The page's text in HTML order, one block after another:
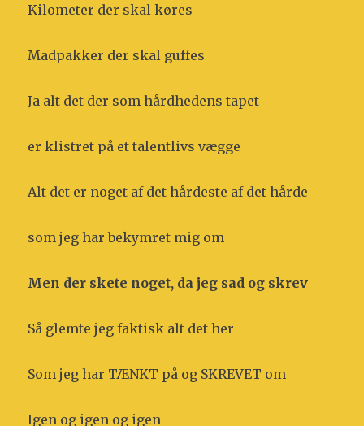
Kilometer der skal køres
Madpakker der skal guffes
Ja alt det der som hårdhedens tapet
er klistret på et talentlivs vægge
Alt det er noget af det hårdeste af det hårde
som jeg har bekymret mig om
Men der skete noget, da jeg sad og skrev
Så glemte jeg faktisk alt det her
Som jeg har TÆNKT på og SKREVET om
Igen og igen og igen